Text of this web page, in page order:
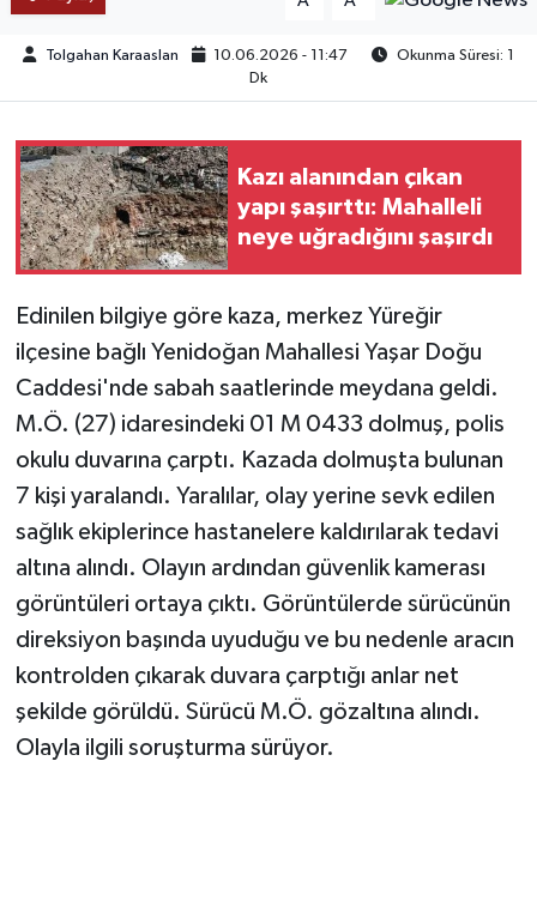
Tolgahan Karaaslan 10.06.2026 - 11:47
Okunma Süresi: 1
Dk
Kazı alanından çıkan
yapı şaşırttı: Mahalleli
neye uğradığını şaşırdı
Edinilen bilgiye göre kaza, merkez Yüreğir
ilçesine bağlı Yenidoğan Mahallesi Yaşar Doğu
Caddesi'nde sabah saatlerinde meydana geldi.
M.Ö. (27) idaresindeki 01 M 0433 dolmuş, polis
okulu duvarına çarptı. Kazada dolmuşta bulunan
7 kişi yaralandı. Yaralılar, olay yerine sevk edilen
sağlık ekiplerince hastanelere kaldırılarak tedavi
altına alındı. Olayın ardından güvenlik kamerası
görüntüleri ortaya çıktı. Görüntülerde sürücünün
direksiyon başında uyuduğu ve bu nedenle aracın
kontrolden çıkarak duvara çarptığı anlar net
şekilde görüldü. Sürücü M.Ö. gözaltına alındı.
Olayla ilgili soruşturma sürüyor.
TEKNOLOJİ
KÜLTÜR SANAT